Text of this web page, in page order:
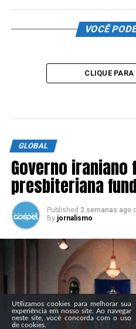
SIGA NOSSAS
VOCÊ
CLIQUE
GLOBAL
Governo
presbiteriana
Published 2 semanas ago
By jornalismo
Utilizamos cookies para melhorar sua
experiência em nosso site. Ao navegar
neste site, você concorda com o uso
de cookies.